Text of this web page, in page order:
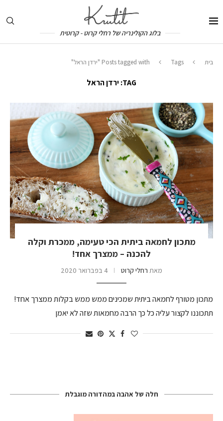
בלוג הקולינריה של רחלי קרוט - קרוטית
בית Tags Posts tagged with "ירדן הראל"
TAG: ירדן הראל
מתכון לחמאה ביתית הכי טעימה, ממכרת וקלה
להכנה – ממצרך אחד!
מאת רחלי קרוט 4 בפברואר 2020
מתכון מטורף לחמאה ביתית שמכינים ממש ממש בקלות ממצרך אחד!
תתכוננו לקצור עליה כל כך הרבה מחמאות שזה לא יאמן
חלה של אהבה במהדורה מוגבלת